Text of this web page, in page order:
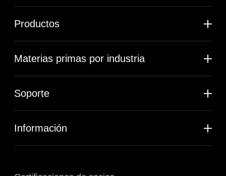
Productos
Materias primas por industria
Soporte
Información